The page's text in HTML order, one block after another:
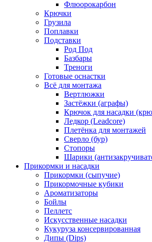
Флюорокарбон
Крючки
Грузила
Поплавки
Подставки
Род Под
Базбары
Треноги
Готовые оснастки
Всё для монтажа
Вертлюжки
Застёжки (аграфы)
Крючок для насадки
Ледкор (Leadcore)
Плетёнка для монтажей
Сверло (бур)
Стопоры
Шарики
Прикормки и насадки
Прикормки (сыпучие)
Прикормочные кубики
Ароматизаторы
Бойлы
Пеллетс
Искусственные насадки
Кукуруза консервированная
Дипы (Dips)